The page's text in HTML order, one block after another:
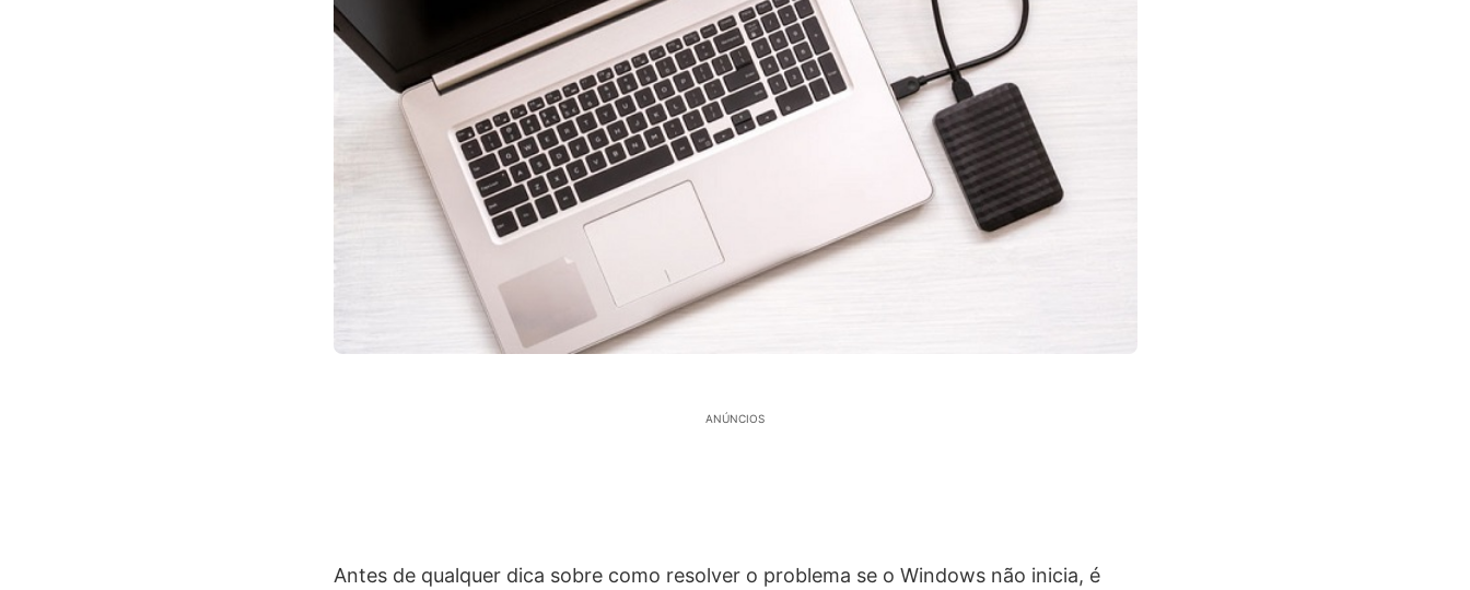
ANÚNCIOS
Antes de qualquer dica sobre como resolver o problema se o Windows não inicia, é